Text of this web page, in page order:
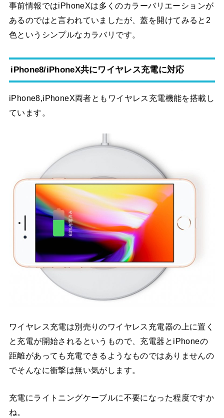
事前情報ではiPhoneXは多くのカラーバリエーションが
あるのではと言われていましたが、蓋を開けてみると2
色というシンプルなカラバリです。
iPhone8/iPhoneX共にワイヤレス充電に対応
iPhone8,iPhoneX両者ともワイヤレス充電機能を搭載し
ています。
ワイヤレス充電は別売りのワイヤレス充電器の上に置く
と充電が開始されるというもので、充電器とiPhoneの
距離があっても充電できるようなものではありませんの
でそんなに衝撃は無い気がします。
充電にライトニングケーブルに不要になった程度ですか
ね。